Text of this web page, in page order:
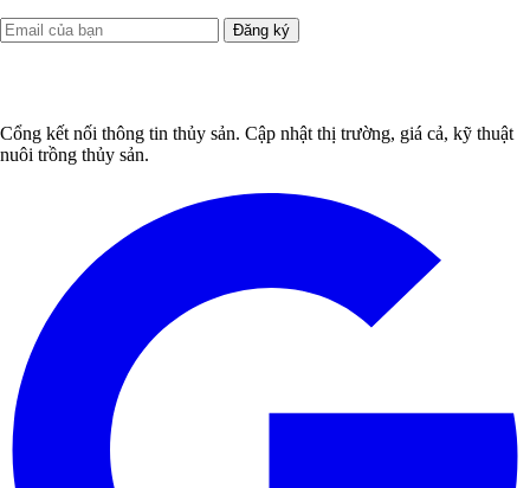
Đăng ký
Cổng kết nối thông tin thủy sản. Cập nhật thị trường, giá cả, kỹ thuật
nuôi trồng thủy sản.